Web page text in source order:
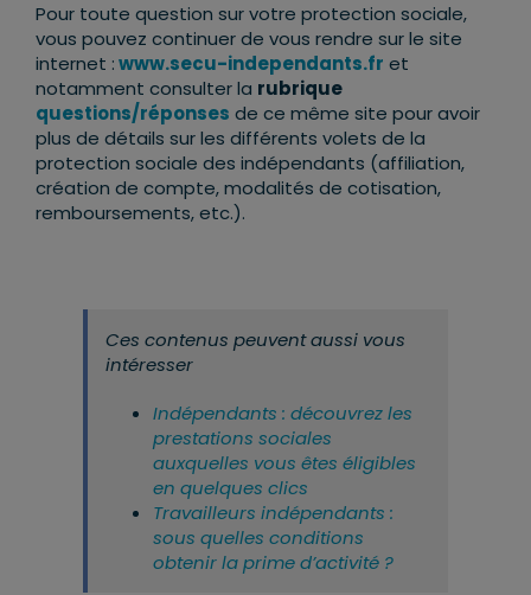
Pour toute question sur votre protection sociale,
vous pouvez continuer de vous rendre sur le site
internet :www.secu-independants.fr et
notamment consulter la rubrique
questions/réponses de ce même site pour avoir
plus de détails sur les différents volets de la
protection sociale des indépendants (affiliation,
création de compte, modalités de cotisation,
remboursements, etc.).
Ces contenus peuvent aussi vous
intéresser
Indépendants : découvrez les
prestations sociales
auxquelles vous êtes éligibles
en quelques clics
Travailleurs indépendants :
sous quelles conditions
obtenir la prime d’activité ?